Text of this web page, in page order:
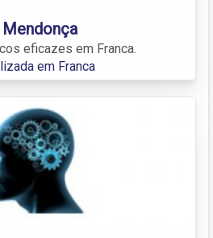
eficazes em Franca.
em Franca